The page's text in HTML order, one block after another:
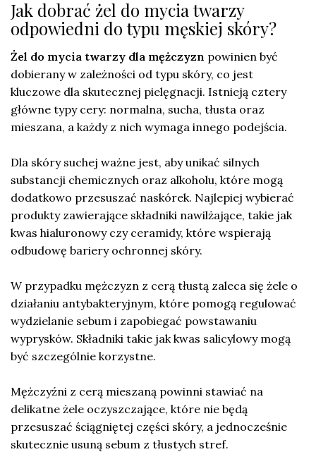
Jak dobrać żel do mycia twarzy
odpowiedni do typu męskiej skóry?
Żel do mycia twarzy dla mężczyzn powinien być
dobierany w zależności od typu skóry, co jest
kluczowe dla skutecznej pielęgnacji. Istnieją cztery
główne typy cery: normalna, sucha, tłusta oraz
mieszana, a każdy z nich wymaga innego podejścia.
Dla skóry suchej ważne jest, aby unikać silnych
substancji chemicznych oraz alkoholu, które mogą
dodatkowo przesuszać naskórek. Najlepiej wybierać
produkty zawierające składniki nawilżające, takie jak
kwas hialuronowy czy ceramidy, które wspierają
odbudowę bariery ochronnej skóry.
W przypadku mężczyzn z cerą tłustą zaleca się żele o
działaniu antybakteryjnym, które pomogą regulować
wydzielanie sebum i zapobiegać powstawaniu
wyprysków. Składniki takie jak kwas salicylowy mogą
być szczególnie korzystne.
Mężczyźni z cerą mieszaną powinni stawiać na
delikatne żele oczyszczające, które nie będą
przesuszać ściągniętej części skóry, a jednocześnie
skutecznie usuną sebum z tłustych stref.